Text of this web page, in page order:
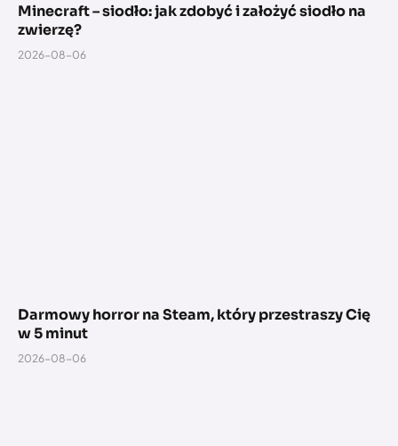
Minecraft – siodło: jak zdobyć i założyć siodło na
zwierzę?
2026-08-06
Darmowy horror na Steam, który przestraszy Cię
w 5 minut
2026-08-06